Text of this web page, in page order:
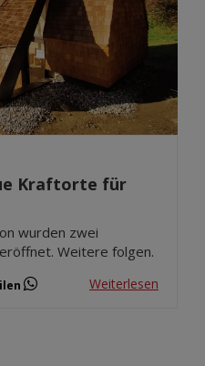
Kraftorte für
wurden zwei
Weitere folgen.
Weiterlesen